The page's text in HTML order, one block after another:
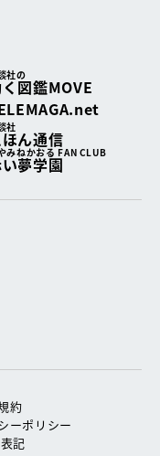
社の
図鑑MOVE
社
ん通信
みねかおる FAN CLUB
夢学園
約
ーポリシー
記